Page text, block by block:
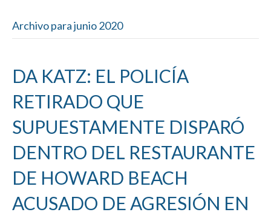
Archivo para junio 2020
DA KATZ: EL POLICÍA
RETIRADO QUE
SUPUESTAMENTE DISPARÓ
DENTRO DEL RESTAURANTE
DE HOWARD BEACH
ACUSADO DE AGRESIÓN EN